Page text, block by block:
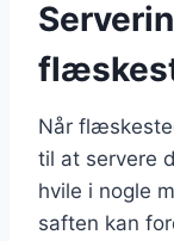
Når
til at servere
hvile i nogle
saften kan